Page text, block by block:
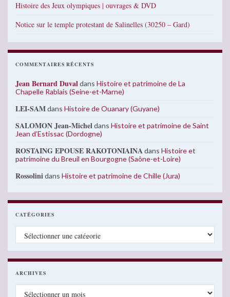
Histoire des Jeux olympiques | ouvrages & DVD
Notice sur le temple protestant de Salinelles (30250 – Gard)
COMMENTAIRES RÉCENTS
Jean Bernard Duvaldans Histoire et patrimoine de La
Chapelle Rablais (Seine-et-Marne)
LEI-SAMdans Histoire de Ouanary (Guyane)
SALOMON Jean-Micheldans Histoire et patrimoine de Saint
Jean d’Estissac (Dordogne)
ROSTAING EPOUSE RAKOTONIAINAdans Histoire et
patrimoine du Breuil en Bourgogne (Saône-et-Loire)
Rossolinidans Histoire et patrimoine de Chille (Jura)
CATÉGORIES
Catégories
ARCHIVES
Archives